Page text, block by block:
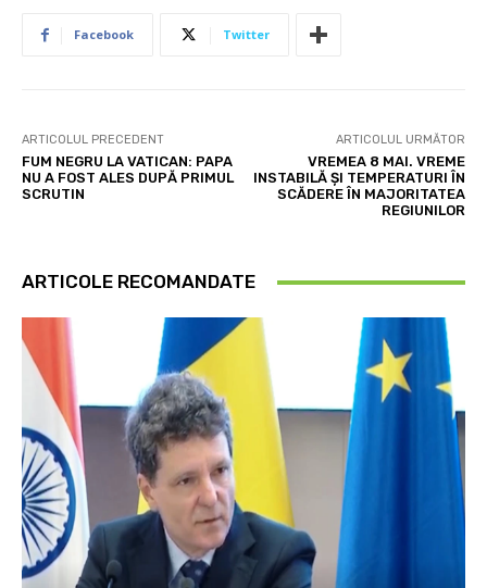
Facebook Twitter
ARTICOLUL PRECEDENT
FUM NEGRU LA VATICAN: PAPA
NU A FOST ALES DUPĂ PRIMUL
SCRUTIN
ARTICOLUL URMĂTOR
VREMEA 8 MAI. VREME
INSTABILĂ ȘI TEMPERATURI ÎN
SCĂDERE ÎN MAJORITATEA
REGIUNILOR
ARTICOLE RECOMANDATE